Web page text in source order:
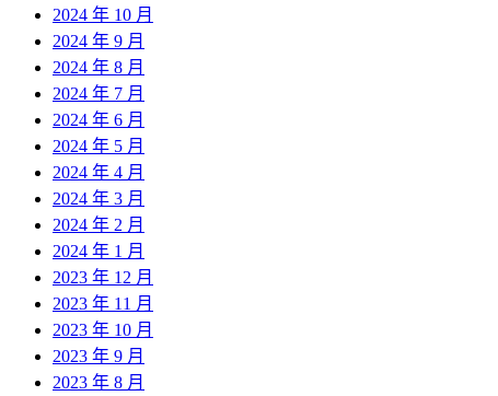
2024 年 10 月
2024 年 9 月
2024 年 8 月
2024 年 7 月
2024 年 6 月
2024 年 5 月
2024 年 4 月
2024 年 3 月
2024 年 2 月
2024 年 1 月
2023 年 12 月
2023 年 11 月
2023 年 10 月
2023 年 9 月
2023 年 8 月